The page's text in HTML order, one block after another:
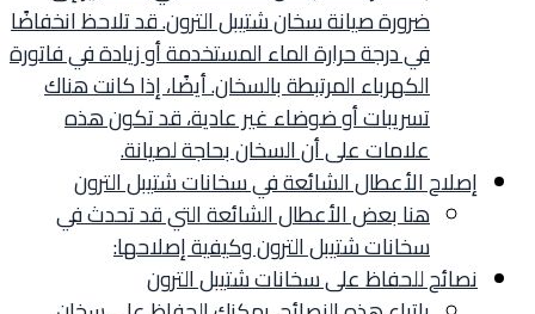
ضرورة صيانة سخان شتيبل الترون. قد تلاحظ انخفاضًا
في درجة حرارة الماء المستخدمة أو زيادة في فاتورة
الكهرباء المرتبطة بالسخان. أيضًا، إذا كانت هناك
تسريبات أو ضوضاء غير عادية، قد تكون هذه
علامات على أن السخان بحاجة لصيانة.
إصلاح الأعطال الشائعة في سخانات شتيبل الترون
هنا بعض الأعطال الشائعة التي قد تحدث في
سخانات شتيبل الترون وكيفية إصلاحها:
نصائح للحفاظ على سخانات شتيبل الترون